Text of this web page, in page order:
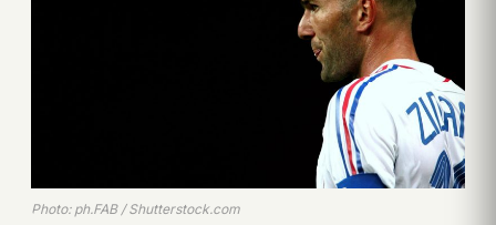
Photo: ph.FAB / Shutterstock.com